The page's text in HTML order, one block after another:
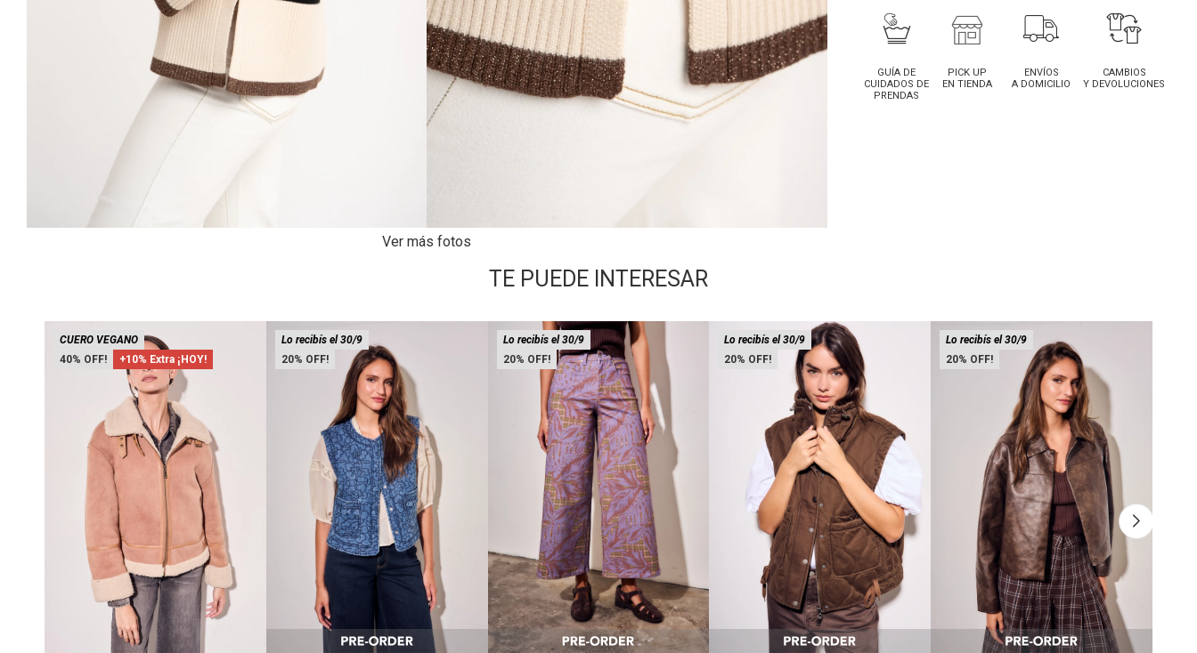
Ver más fotos
GUÍA DE
CUIDADOS DE
PRENDAS
PICK UP
EN TIENDA
ENVÍOS
A DOMICILIO
CAMBIOS
Y DEVOLUCIONES
TE PUEDE INTERESAR
40 +10% Extra ¡HOY!
CUERO VEGANO
20
Lo recibís el 30/9
Talle
20
Lo recibís el 30/9
Talle
20
Lo recibís el 30/9
Talle
20
Lo recibís el 30/9
Talle